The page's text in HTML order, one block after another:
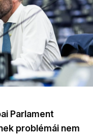
Parlament
problémái nem